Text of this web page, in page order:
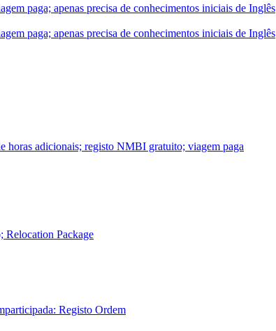
paga; apenas precisa de conhecimentos iniciais de Inglês
paga; apenas precisa de conhecimentos iniciais de Inglês
horas adicionais; registo NMBI gratuito; viagem paga
Relocation Package
Registo Ordem